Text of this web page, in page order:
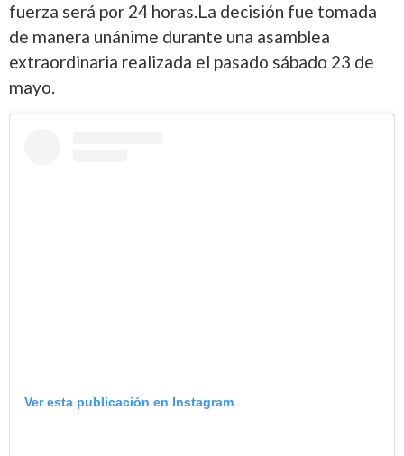
fuerza será por 24 horas.La decisión fue tomada
de manera unánime durante una asamblea
extraordinaria realizada el pasado sábado 23 de
mayo.
Ver esta publicación en Instagram